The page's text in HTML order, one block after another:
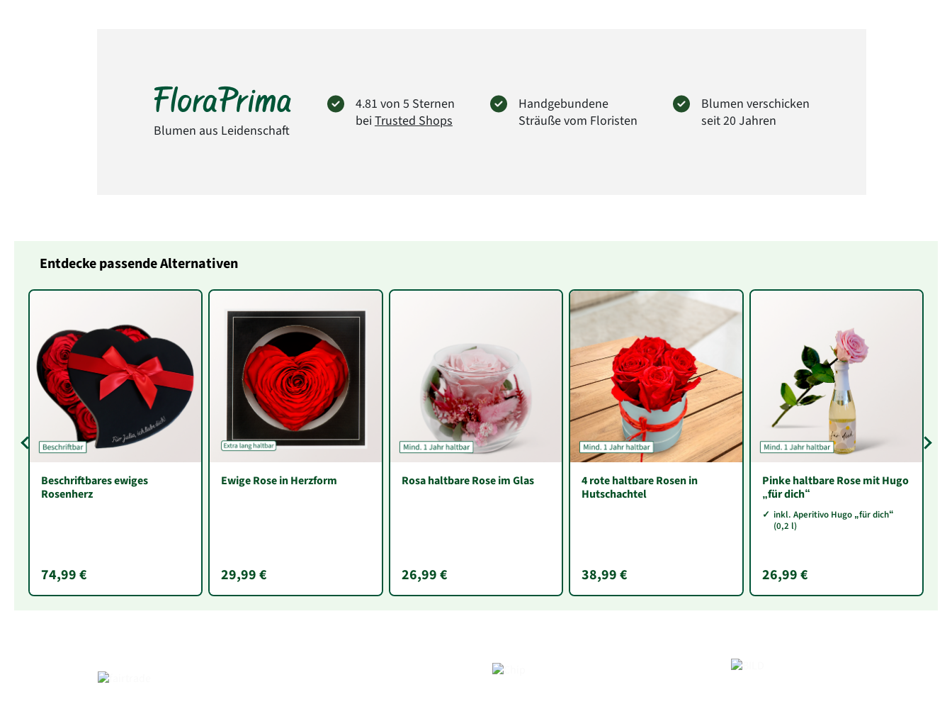
Blumen aus Leidenschaft
4.81 von 5 Sternen
bei Trusted Shops
Handgebundene
Sträuße vom Floristen
Blumen verschicken
seit 20 Jahren
Entdecke passende Alternativen
Beschriftbares ewiges
Rosenherz
74,99 €
Ewige Rose in Herzform
29,99 €
Rosa haltbare Rose im Glas
26,99 €
4 rote haltbare Rosen in
Hutschachtel
38,99 €
Pinke haltbare Rose mit Hugo
„für dich“
inkl. Aperitivo Hugo „für dich“
(0,2 l)
26,99 €